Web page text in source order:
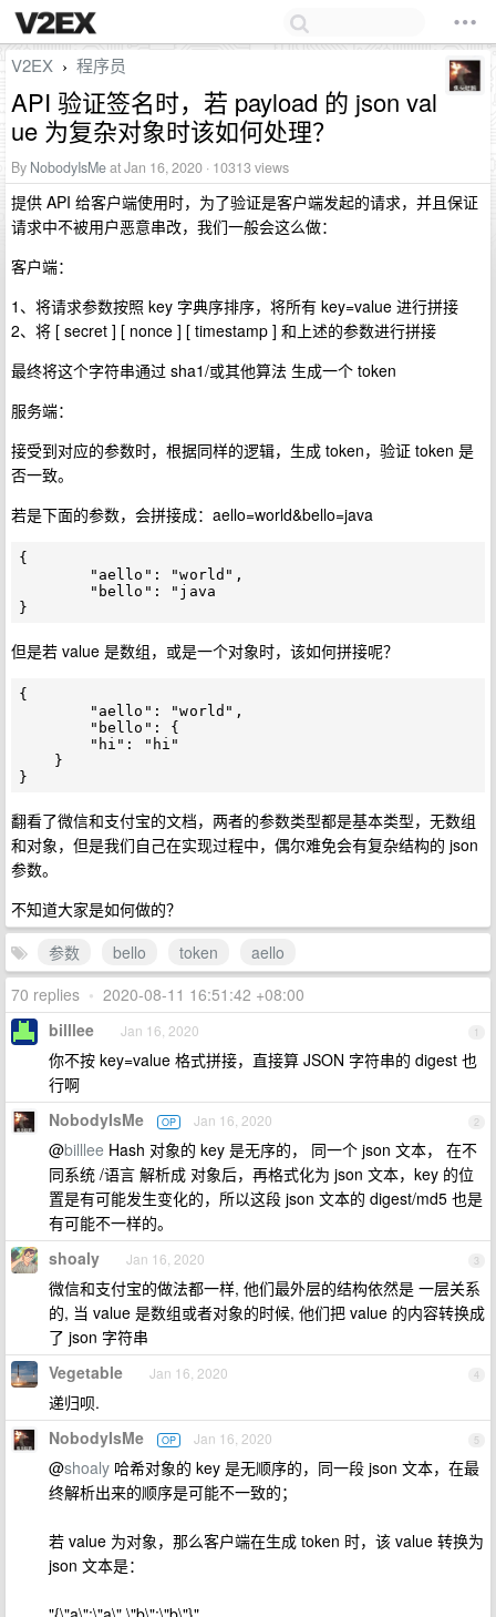
V2EX › 程序员
API 验证签名时，若 payload 的 json val
ue 为复杂对象时该如何处理？
By NobodyIsMeat Jan 16, 2020 · 10313 views
提供 API 给客户端使用时，为了验证是客户端发起的请求，并且保证
请求中不被用户恶意串改，我们一般会这么做：
客户端：
1、将请求参数按照 key 字典序排序，将所有 key=value 进行拼接
2、将 [ secret ] [ nonce ] [ timestamp ] 和上述的参数进行拼接
最终将这个字符串通过 sha1/或其他算法 生成一个 token
服务端：
接受到对应的参数时，根据同样的逻辑，生成 token，验证 token 是
否一致。
若是下面的参数，会拼接成：aello=world&bello=java
{
但是若 value 是数组，或是一个对象时，该如何拼接呢？
{
翻看了微信和支付宝的文档，两者的参数类型都是基本类型，无数组
和对象，但是我们自己在实现过程中，偶尔难免会有复杂结构的 json
参数。
不知道大家是如何做的？
参数
bello token
aello
70 replies • 2020-08-11 16:51:42 +08:00
1
billlee Jan 16, 2020
你不按 key=value 格式拼接，直接算 JSON 字符串的 digest 也
行啊
2
NobodyIsMe OP Jan 16, 2020
@billlee Hash 对象的 key 是无序的， 同一个 json 文本， 在不
同系统 /语言 解析成 对象后，再格式化为 json 文本，key 的位
置是有可能发生变化的，所以这段 json 文本的 digest/md5 也是
有可能不一样的。
3
shoaly Jan 16, 2020
微信和支付宝的做法都一样, 他们最外层的结构依然是 一层关系
的, 当 value 是数组或者对象的时候, 他们把 value 的内容转换成
了 json 字符串
4
Vegetable Jan 16, 2020
递归呗.
5
NobodyIsMe OP Jan 16, 2020
@shoaly 哈希对象的 key 是无顺序的，同一段 json 文本，在最
终解析出来的顺序是可能不一致的；
若 value 为对象，那么客户端在生成 token 时，该 value 转换为
json 文本是：